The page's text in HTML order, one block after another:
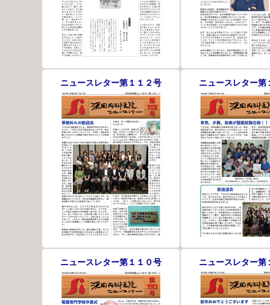
ニュースレター第１１２号 ニュースレター第
ニュースレター第１１０号 ニュースレター第